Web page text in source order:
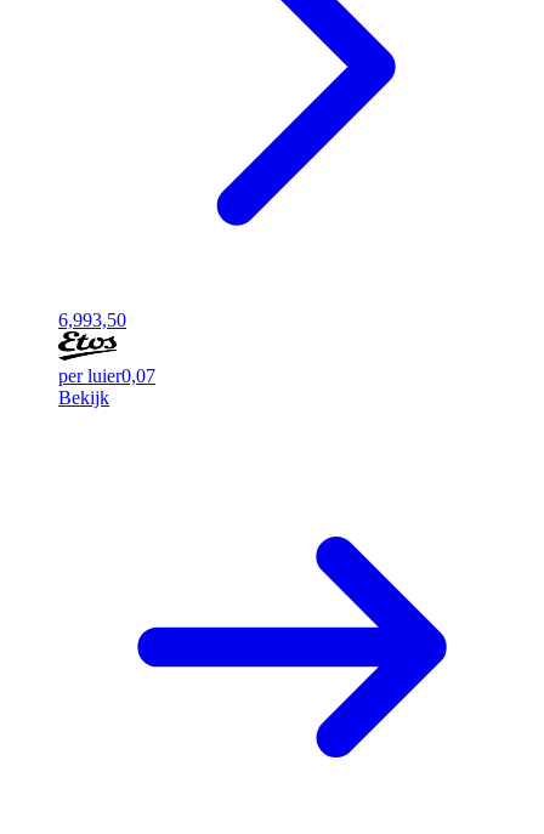
6,993,50
per luier0,07
Bekijk